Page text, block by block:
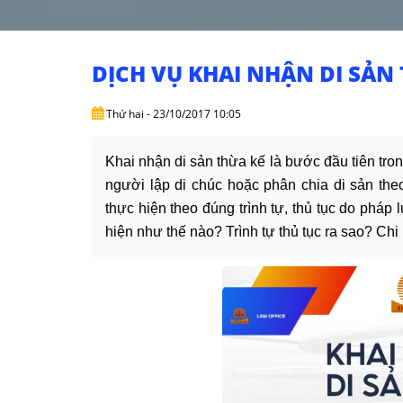
DỊCH VỤ KHAI NHẬN DI SẢN
Thứ hai - 23/10/2017 10:05
Khai nhận di sản thừa kế là bước đầu tiên
người lập di chúc hoặc phân chia di sản
thực hiện theo đúng trình tự, thủ tục do
hiện như thế nào? Trình tự thủ tục ra sao?